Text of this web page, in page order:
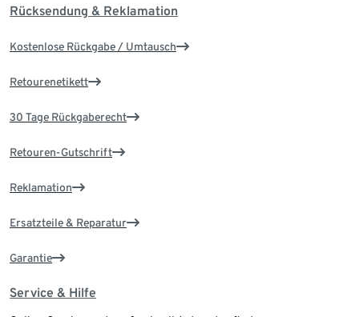
Rücksendung & Reklamation
Kostenlose Rückgabe / Umtausch
Retourenetikett
30 Tage Rückgaberecht
Retouren-Gutschrift
Reklamation
Ersatzteile & Reparatur
Garantie
Service & Hilfe